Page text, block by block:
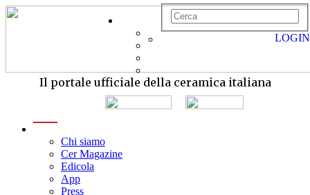
Il portale ufficiale della ceramica italiana
Chi siamo
Cer Magazine
Edicola
App
Press
LOGIN